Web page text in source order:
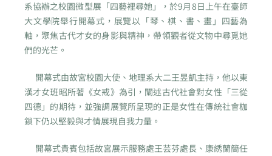
系協辦之校園微型展「四藝裡尋她」，於9月8日上午在臺師
大文學院舉行開幕式，展覽以「琴、棋、書、畫」四藝為
軸，聚焦古代才女的身影與精神，帶領觀者從文物中尋覓她
們的光芒。
開幕式由故宮校園大使、地理系大二王昱凱主持，他以東
漢才女班昭所著《女戒》為引，闡述古代社會對女性「三從
四德」的期待，並強調展覽所呈現的正是女性在傳統社會枷
鎖下仍以堅毅與才情展現自我力量。
開幕式貴賓包括故宮展示服務處王芸芬處長、康綉蘭簡任